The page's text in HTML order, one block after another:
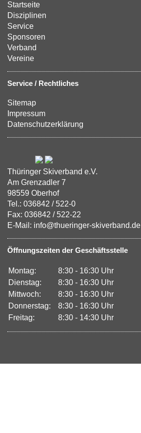
Startseite
Disziplinen
Service
Sponsoren
Verband
Vereine
Service / Rechtliches
Sitemap
Impressum
Datenschutzerklärung
Thüringer Skiverband e.V.
Am Grenzadler 7
98559 Oberhof
Tel.: 036842 / 522-0
Fax: 036842 / 522-22
E-Mail: info@thueringer-skiverband.de
Öffnungszeiten der Geschäftsstelle
Montag:
8:30 - 16:30 Uhr
Dienstag:
8:30 - 16:30 Uhr
Mittwoch:
8:30 - 16:30 Uhr
Donnerstag:
8:30 - 16:30 Uhr
Freitag:
8:30 - 14:30 Uhr